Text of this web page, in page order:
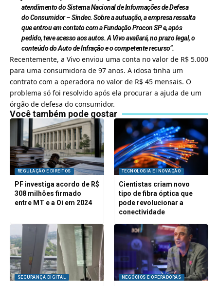
atendimento do Sistema Nacional de Informações de Defesa
do Consumidor – Sindec. Sobre a autuação, a empresa ressalta
que entrou em contato com a Fundação Procon SP e, após
pedido, teve acesso aos autos. A Vivo avaliará, no prazo legal, o
conteúdo do Auto de Infração e o competente recurso”.
Recentemente, a Vivo enviou uma conta no valor de R$ 5.000
para uma consumidora de 97 anos. A idosa tinha um
contrato com a operadora no valor de R$ 45 mensais. O
problema só foi resolvido após ela procurar a ajuda de um
órgão de defesa do consumidor.
Você também pode gostar
REGULAÇÃO E DIREITOS
PF investiga acordo de R$
308 milhões firmado
entre MT e a Oi em 2024
TECNOLOGIA E INOVAÇÃO
Cientistas criam novo
tipo de fibra óptica que
pode revolucionar a
conectividade
SEGURANÇA DIGITAL NEGÓCIOS E OPERADORAS